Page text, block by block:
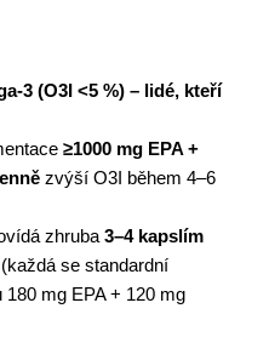
3 (O3I <5 %) – lidé, kteří
≥1000 mg EPA +
zvýší O3I během 4–6
zhruba 3–4 kapslím
se standardní
180 mg EPA + 120 mg